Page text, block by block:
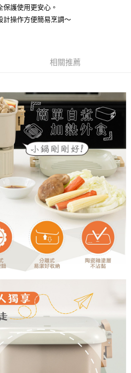
繳費通知簡訊。
內，點擊此簡訊中的連結，可透過四大超商／
行付款，方視為交易完成。
退款等相關疑問，請聯繫「AFTEE先享後付
公司提供之「AFTEE先享後付」服務完成之交
提供個人資料，並將交易相關給付款項請求債
。
瀏覽以下網址：
法定代理人或監護人之同意方可使用
同意申辦者引起之損失，本公司不負相關責
時，將依據個別帳號之用戶狀況，依本公司即
若仍有額度不足之情形，本公司將視審查結果
用他人資訊註冊。若發現惡意使用之情形，
止該用戶之使用額度並採取法律行動。
以上)免運費
護使用更安心。
計操作方便簡易烹調～
相關推薦